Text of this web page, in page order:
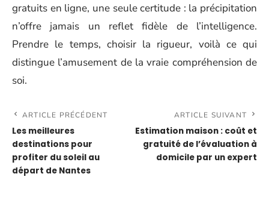
gratuits en ligne, une seule certitude : la précipitation
n’offre jamais un reflet fidèle de l’intelligence.
Prendre le temps, choisir la rigueur, voilà ce qui
distingue l’amusement de la vraie compréhension de
soi.
ARTICLE PRÉCÉDENT
Les meilleures
destinations pour
profiter du soleil au
départ de Nantes
ARTICLE SUIVANT
Estimation maison : coût et
gratuité de l’évaluation à
domicile par un expert